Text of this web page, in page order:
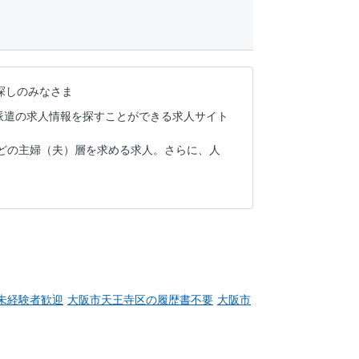
しのみなさま
の求人情報を探すことができる求人サイト
主婦（夫）層を求める求人。さらに、人
経験者歓迎 大阪市天王寺区の履歴書不要 大阪市